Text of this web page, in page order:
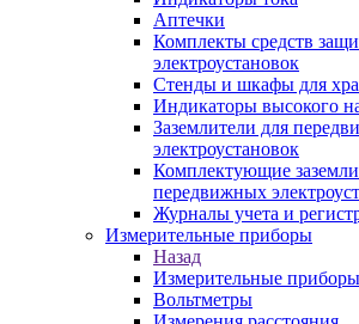
Аптечки
Комплекты средств
электроустановок
Стенды и шкафы для
Индикаторы высокого
Заземлители для
электроустановок
Комплектующие
передвижных
Журналы учета и
Измерительные приборы
Назад
Измерительные приборы
Вольтметры